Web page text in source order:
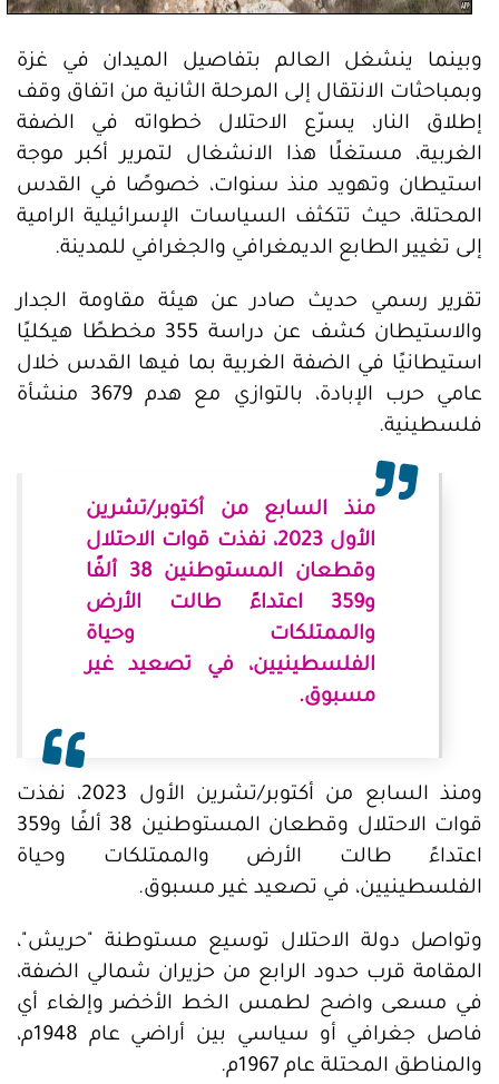
وبينما ينشغل العالم بتفاصيل الميدان في غزة
وبمباحثات الانتقال إلى المرحلة الثانية من اتفاق وقف
إطلاق النار، يسرّع الاحتلال خطواته في الضفة
الغربية، مستغلًا هذا الانشغال لتمرير أكبر موجة
استيطان وتهويد منذ سنوات، خصوصًا في القدس
المحتلة، حيث تتكثف السياسات الإسرائيلية الرامية
إلى تغيير الطابع الديمغرافي والجغرافي للمدينة.
تقرير رسمي حديث صادر عن هيئة مقاومة الجدار
والاستيطان كشف عن دراسة 355 مخططًا هيكليًا
استيطانيًا في الضفة الغربية بما فيها القدس خلال
عامي حرب الإبادة، بالتوازي مع هدم 3679 منشأة
فلسطينية.
منذ السابع من أكتوبر/تشرين
الأول 2023، نفذت قوات الاحتلال
وقطعان المستوطنين 38 ألفًا
و359 اعتداءً طالت الأرض
والممتلكات وحياة
الفلسطينيين، في تصعيد غير
مسبوق.
ومنذ السابع من أكتوبر/تشرين الأول 2023، نفذت
قوات الاحتلال وقطعان المستوطنين 38 ألفًا و359
اعتداءً طالت الأرض والممتلكات وحياة
الفلسطينيين، في تصعيد غير مسبوق.
وتواصل دولة الاحتلال توسيع مستوطنة "حريش"،
المقامة قرب حدود الرابع من حزيران شمالي الضفة،
في مسعى واضح لطمس الخط الأخضر وإلغاء أي
فاصل جغرافي أو سياسي بين أراضي عام 1948م،
والمناطق المحتلة عام 1967م.